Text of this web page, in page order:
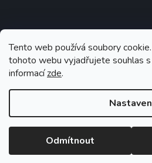
Tento web používá soubory
tohoto webu vyjadřujete souhlas s
informacízde.
Odmítnout
Copyright 2026 Stonebridge .
nastavení
Grafický návrh vytvořil a na Shoptet